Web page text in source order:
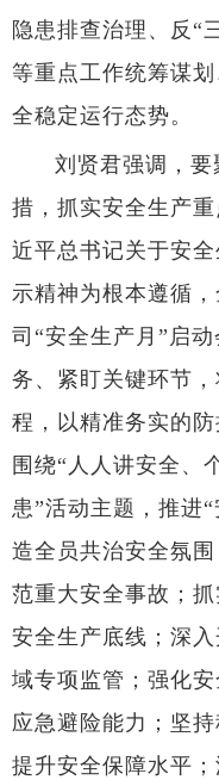
隐患排查治理、反“
等重点工作统筹谋
全稳定运行态势。
刘贤君强调，
措，抓实安全生产
近平总书记关于安
示精神为根本遵循
司“安全生产月”启
务、紧盯关键环节
程，以精准务实的
围绕“人人讲安全
患”活动主题，推进
造全员共治安全氛
范重大安全事故；
安全生产底线；深
域专项监管；强化
应急避险能力；坚
提升安全保障水平